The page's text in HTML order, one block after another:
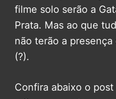
filme solo serão a
Prata. Mas ao que
não terão a
(?).
Confira abaixo o